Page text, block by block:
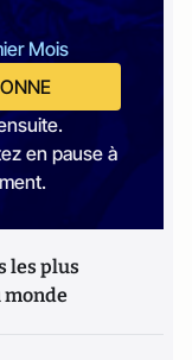
Mois
en pause à
les plus
monde